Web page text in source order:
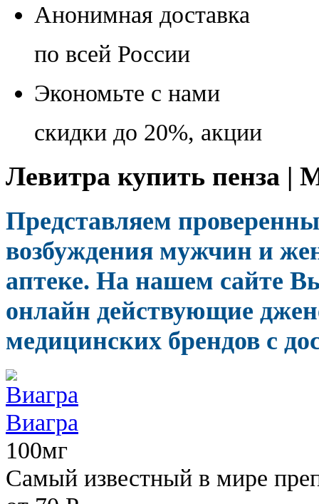
Анонимная доставка
по всей России
Экономьте с нами
скидки до 20%, акции
Левитра купить пенза |
Представляем
возбуждения мужчин и
аптеке. На нашем сайте
онлайн действующие
медицинских брендов с
Виагра
100мг
Самый известный в мире